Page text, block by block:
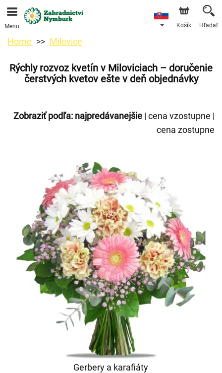
Objednávky prijímame prostredníctvom nášho e-shopu.
Najskorší možný termín doručenia je od 11.8.2026 z
Menu Košík Hľadať
Home Milovice
Rýchly rozvoz kvetín v Miloviciach – doručenie
čerstvých kvetov ešte v deň objednávky
Zobraziť podľa: najpredávanejšie | cena vzostupne |
cena zostupne
Gerbery a karafiáty